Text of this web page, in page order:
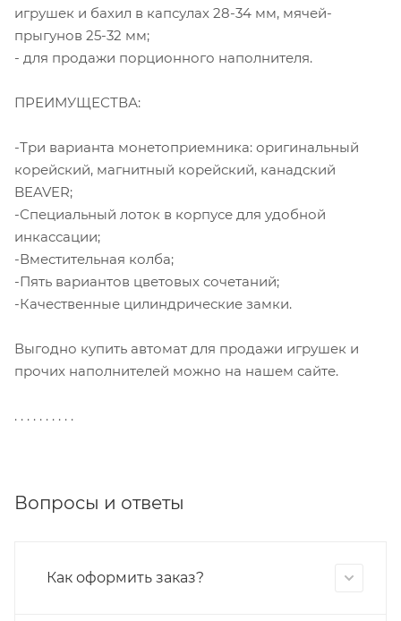
игрушек и бахил в капсулах 28-34 мм, мячей-
прыгунов 25-32 мм;
- для продажи порционного наполнителя.
ПРЕИМУЩЕСТВА:
-Три варианта монетоприемника: оригинальный
корейский, магнитный корейский, канадский
BEAVER;
-Специальный лоток в корпусе для удобной
инкассации;
-Вместительная колба;
-Пять вариантов цветовых сочетаний;
-Качественные цилиндрические замки.
Выгодно купить автомат для продажи игрушек и
прочих наполнителей можно на нашем сайте.
. . . . . . . . . .
Вопросы и ответы
Как оформить заказ?